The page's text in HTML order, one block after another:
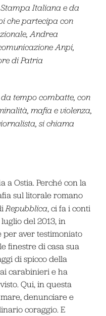
Italiana e da
che partecipa con
Andrea
Anpi,
di Patria
da tempo combatte, con
mafia e violenza,
si chiama
a Ostia. Perché con la
sul litorale romano
Repubblica, ci fa i conti
del 2013, in
per aver testimoniato
finestre di casa sua
di spicco della
carabinieri e ha
Qui, in questa
denunciare e
coraggio. E